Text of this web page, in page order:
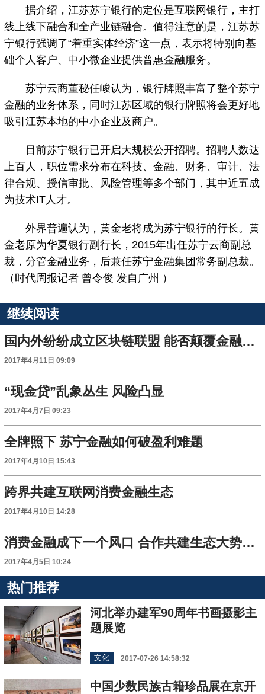
据介绍，江苏苏宁银行的定位是互联网银行，主打
线上线下融合和全产业链融合。值得注意的是，江苏苏
宁银行强调了“着重实体经济”这一点，表示将特别向基
础个人客户、中小微企业提供普惠金融服务。
苏宁云商董秘任峻认为，银行牌照丰富了整个苏宁
金融的业务体系，同时江苏区域的银行牌照将会更好地
吸引江苏本地的中小企业及商户。
目前苏宁银行已开启大规模公开招聘。招聘人数达
上百人，职位需求分布在科技、金融、财务、审计、法
律合规、授信审批、风险管理等多个部门，其中近五成
为技术IT人才。
外界普遍认为，黄金老将成为苏宁银行的行长。黄
金老原为华夏银行副行长，2015年出任苏宁云商副总
裁，分管金融业务，后兼任苏宁金融集团常务副总裁。
（时代周报记者 曾令俊 发自广州 ）
继续阅读
国内外纷纷成立区块链联盟 能否颠覆金融科技？
2017年4月11日 09:09
“现金贷”乱象丛生 风险凸显
2017年4月7日 09:23
全牌照下 苏宁金融如何破盈利难题
2017年4月10日 15:43
跨界共建互联网消费金融生态
2017年4月10日 14:28
消费金融成下一个风口 合作共建生态大势所趋
2017年4月5日 10:24
热门推荐
河北举办建军90周年书画摄影主
题展览
文化 2017-07-26 14:58:32
中国少数民族古籍珍品展在京开